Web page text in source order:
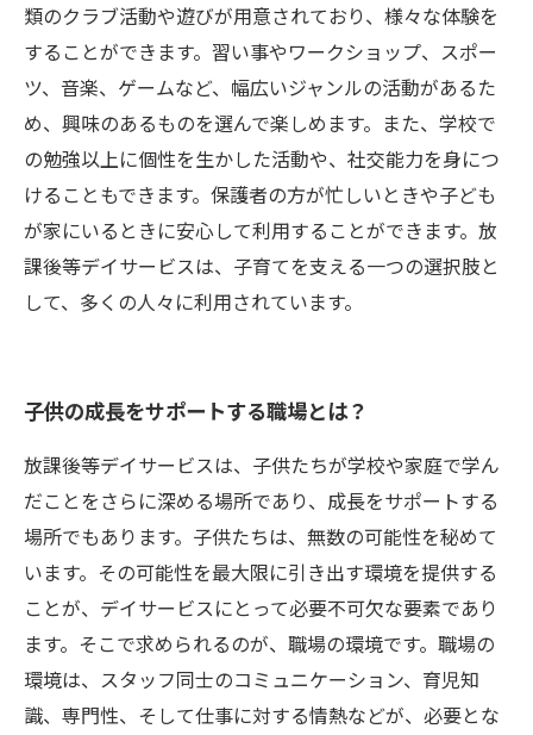
類のクラブ活動や遊びが用意されており、様々な体験を
することができます。習い事やワークショップ、スポー
ツ、音楽、ゲームなど、幅広いジャンルの活動があるた
め、興味のあるものを選んで楽しめます。また、学校で
の勉強以上に個性を生かした活動や、社交能力を身につ
けることもできます。保護者の方が忙しいときや子ども
が家にいるときに安心して利用することができます。放
課後等デイサービスは、子育てを支える一つの選択肢と
して、多くの人々に利用されています。
子供の成長をサポートする職場とは？
放課後等デイサービスは、子供たちが学校や家庭で学ん
だことをさらに深める場所であり、成長をサポートする
場所でもあります。子供たちは、無数の可能性を秘めて
います。その可能性を最大限に引き出す環境を提供する
ことが、デイサービスにとって必要不可欠な要素であり
ます。そこで求められるのが、職場の環境です。職場の
環境は、スタッフ同士のコミュニケーション、育児知
識、専門性、そして仕事に対する情熱などが、必要とな